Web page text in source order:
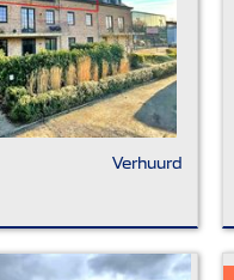
Verhuurd